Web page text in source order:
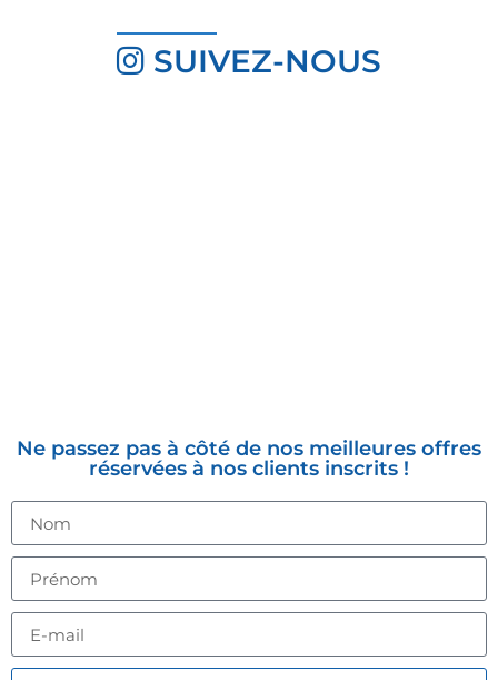
SUIVEZ-NOUS
Ne passez pas à côté de nos meilleures offres
réservées à nos clients inscrits !